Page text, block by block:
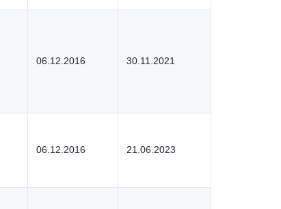
06.12.2016 30.11.2021
06.12.2016 21.06.2023